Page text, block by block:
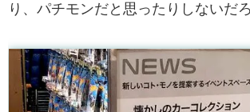
り、パチモンだと思ったりしないだ